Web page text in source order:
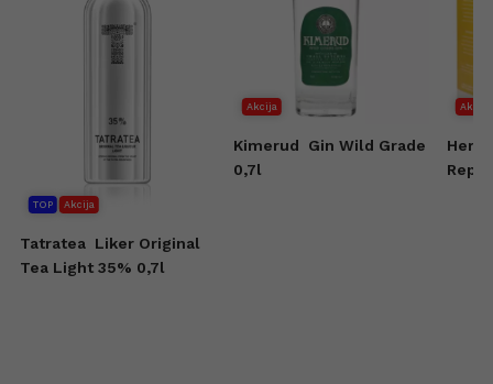
TOP Akcija
Tatratea Liker Original
Tea Light 35% 0,7l
Akcija
Kimerud
Gin Wild Grade
0,7l
Akcija